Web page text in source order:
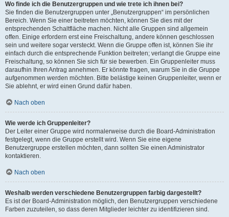
Wo finde ich die Benutzergruppen und wie trete ich ihnen bei?
Sie finden die Benutzergruppen unter „Benutzergruppen“ im persönlichen
Bereich. Wenn Sie einer beitreten möchten, können Sie dies mit der
entsprechenden Schaltfläche machen. Nicht alle Gruppen sind allgemein
offen. Einige erfordern erst eine Freischaltung, andere können geschlossen
sein und weitere sogar versteckt. Wenn die Gruppe offen ist, können Sie ihr
einfach durch die entsprechende Funktion beitreten; verlangt die Gruppe eine
Freischaltung, so können Sie sich für sie bewerben. Ein Gruppenleiter muss
daraufhin Ihren Antrag annehmen. Er könnte fragen, warum Sie in die Gruppe
aufgenommen werden möchten. Bitte belästige keinen Gruppenleiter, wenn er
Sie ablehnt, er wird einen Grund dafür haben.
Nach oben
Wie werde ich Gruppenleiter?
Der Leiter einer Gruppe wird normalerweise durch die Board-Administration
festgelegt, wenn die Gruppe erstellt wird. Wenn Sie eine eigene
Benutzergruppe erstellen möchten, dann sollten Sie einen Administrator
kontaktieren.
Nach oben
Weshalb werden verschiedene Benutzergruppen farbig dargestellt?
Es ist der Board-Administration möglich, den Benutzergruppen verschiedene
Farben zuzuteilen, so dass deren Mitglieder leichter zu identifizieren sind.